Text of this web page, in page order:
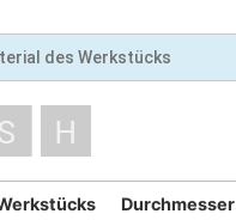
des Werkstücks
Durchmesser